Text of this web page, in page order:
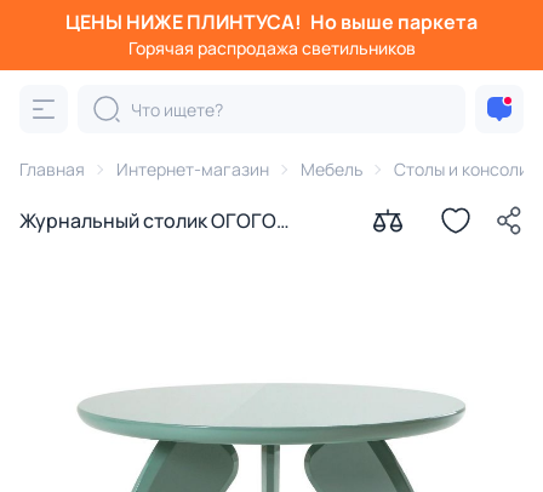
ЦЕНЫ НИЖЕ ПЛИНТУСА! Но выше паркета
Горячая распродажа светильников
Главная Интернет-магазин Мебель Столы и консоли
Журнальный столик ОГОГО